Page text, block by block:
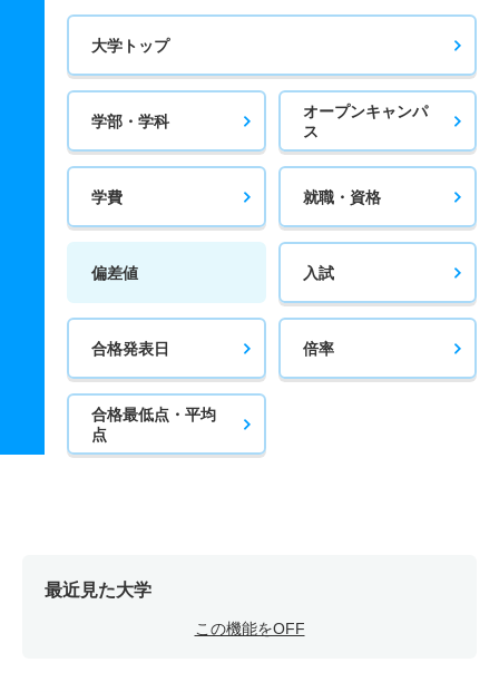
大学トップ
学部・学科
オープンキャンパ
ス
学費 就職・資格
偏差値 入試
合格発表日 倍率
合格最低点・平均
点
最近見た大学
この機能をOFF